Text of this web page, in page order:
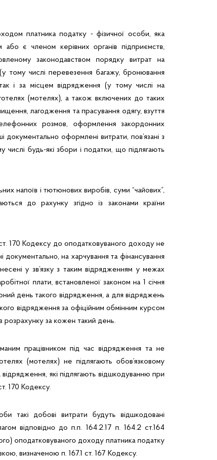
платника податку - фізичної особи, яка
є членом керівних органів підприємств,
законодавством порядку витрат на
тому числі перевезення багажу, бронювання
і за місцем відрядження (у тому числі на
(мотелях), а також включених до таких
лагодження та прасування одягу, взуття
розмов, оформлення закордонних
документально оформлені витрати, пов’язані з
числі будь-які збори і податки, що підлягають
напоїв і тютюнових виробів, суми “чайових”,
до рахунку згідно із законами країни
170 Кодексу до оподатковуваного доходу не
на харчування та фінансування
у зв’язку з таким відрядженням у межах
плати, встановленої законом на 1 січня
день такого відрядження, а для відряджень
відрядження за офіційним обмінним курсом
розрахунку за кожен такий день.
працівником під час відрядження та не
(мотелях) не підлягають обов’язковому
які підлягають відшкодуванню при
170 Кодексу.
такі добові витрати будуть відшкодовані
відповідно до п.п. 164.2.17 п. 164.2 ст.164
оподатковуваного доходу платника податку
визначеною п. 167.1 ст. 167 Кодексу.